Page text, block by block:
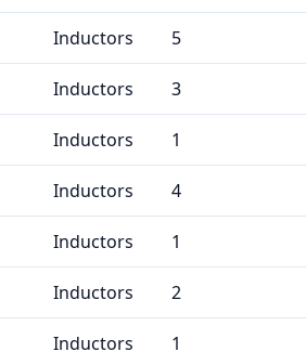
Inductors 5
Inductors 3
Inductors 1
Inductors 4
Inductors 1
Inductors 2
Inductors 1